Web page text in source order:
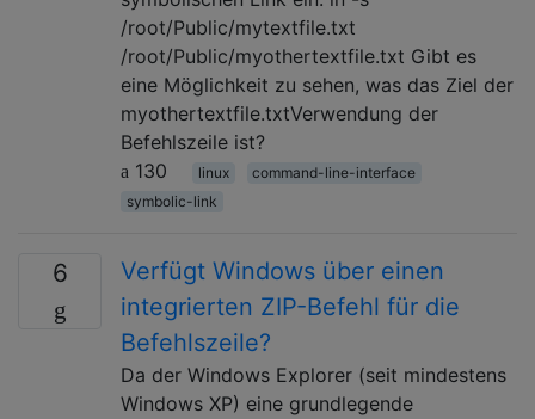
/root/Public/mytextfile.txt
/root/Public/myothertextfile.txt Gibt es
eine Möglichkeit zu sehen, was das Ziel der
myothertextfile.txtVerwendung der
Befehlszeile ist?
130
linux
command-line-interface
symbolic-link
6
Verfügt Windows über einen
integrierten ZIP-Befehl für die
Befehlszeile?
Da der Windows Explorer (seit mindestens
Windows XP) eine grundlegende